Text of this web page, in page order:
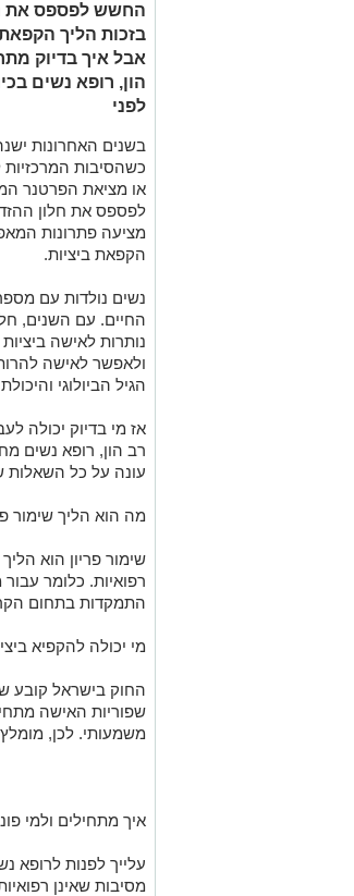
החשש לפספס את
אבל איך בדיוק
הון, רופא נשים
לפני
בשנים האחרונות
כשהסיבות
או מציאת הפרטנר
לפספס את חלון
מציעה פתרונות
הקפאת ביציות.
נשים נולדות עם
החיים.
נותרות לאישה
ולאפשר לאישה
הגיל הביולוגי
אז מי בדיוק יכולה
רב הון, רופא נשים
עונה על כל השאלות
מה הוא הליך שימור
שימור פריון הוא
רפואיות. כלומר
התמקדות בתחום
מי יכולה להקפיא
החוק בישראל קובע שכל אישה מגיל 30
שפוריות האישה
משמעותי. לכן, מומלץ
איך מתחילים ולמי
עלייך לפנות לרופא
מסיבות שאינן